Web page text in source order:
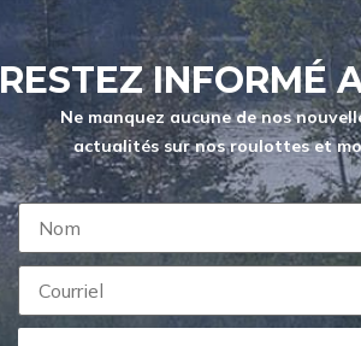
RESTEZ INFORMÉ
Ne manquez aucune de nos
actualités sur nos roulottes et